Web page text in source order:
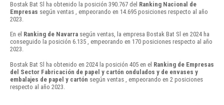
Bostak Bat Sl ha obtenido la posición 390.767 del Ranking Nacional de
Empresas según ventas , empeorando en 14.695 posiciones respecto al año
2023.
En el Ranking de Navarra según ventas, la empresa Bostak Bat Sl en 2024 ha
conseguido la posición 6.135 , empeorando en 170 posiciones respecto al año
2023.
Bostak Bat Sl ha obtenido en 2024 la posición 405 en el Ranking de Empresas
del Sector Fabricación de papel y cartón ondulados y de envases y
embalajes de papel y cartón según ventas , empeorando en 2 posiciones
respecto al año 2023.